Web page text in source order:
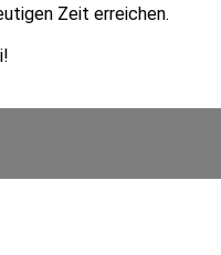
Zeit erreichen.